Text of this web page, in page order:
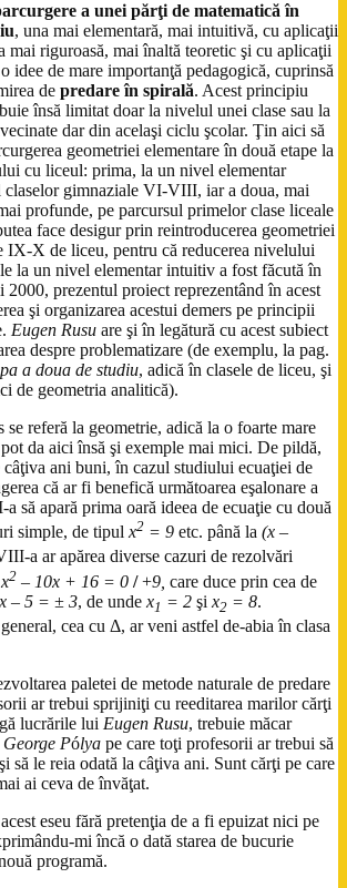
a unei părţi de matematică în
, una mai elementară, mai intuitivă, cu aplicaţii
mai riguroasă, mai înaltă teoretic şi cu aplicaţii
idee de mare importanţă pedagogică, cuprinsă
de predare în spirală. Acest principiu
însă limitat doar la nivelul unei clase sau la
dar din acelaşi ciclu şcolar. Ţin aici să
geometriei elementare în două etape la
cu liceul: prima, la un nivel elementar
claselor gimnaziale VI-VIII, iar a doua, mai
profunde, pe parcursul primelor clase liceale
face desigur prin reintroducerea geometriei
IX-X de liceu, pentru că reducerea nivelului
la un nivel elementar intuitiv a fost făcută în
prezentul proiect reprezentând în acest
şi organizarea acestui demers pe principii
Eugen Rusu are şi în legătură cu acest subiect
despre problematizare (de exemplu, la pag.
a doua de studiu, adică în clasele de liceu, şi
de geometria analitică).
se referă la geometrie, adică la o foarte mare
da aici însă şi exemple mai mici. De pildă,
câţiva ani buni, în cazul studiului ecuaţiei de
că ar fi benefică următoarea eşalonare a
să apară prima oară ideea de ecuaţie cu două
simple, de tipul x2 = 9 etc. până la (x –
a ar apărea diverse cazuri de rezolvări
x2 – 10x + 16 = 0 /+9, care duce prin cea de
x – 5 = ± 3, de unde x1 = 2 şi x2 = 8.
cea cu Δ, ar veni astfel de-abia în clasa
paletei de metode naturale de predare
ar trebui sprijiniţi cu reeditarea marilor cărţi
lucrările lui Eugen Rusu, trebuie măcar
George Pólya pe care toţi profesorii ar trebui să
să le reia odată la câţiva ani. Sunt cărţi pe care
ai ceva de învăţat.
eseu fără pretenţia de a fi epuizat nici pe
mi încă o dată starea de bucurie
programă.